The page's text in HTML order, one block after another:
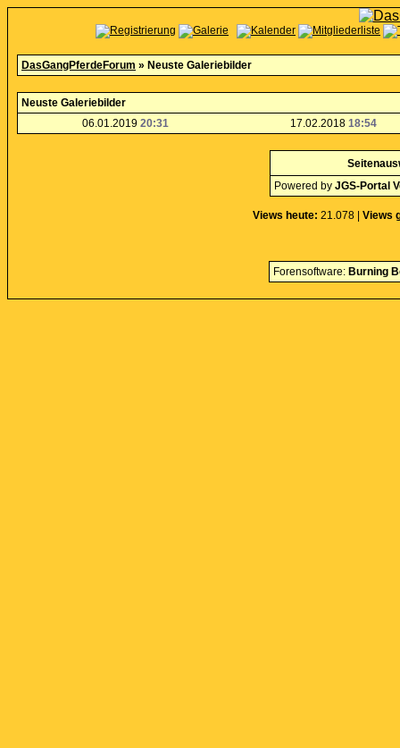
DasGangPferdeForum » Neuste Galeriebilder
Neuste Galeriebilder
06.01.2019 20:31 17.02.2018 18:54
Powered by JGS-Portal
Views heute: 21.078 | Views
Forensoftware: Burning